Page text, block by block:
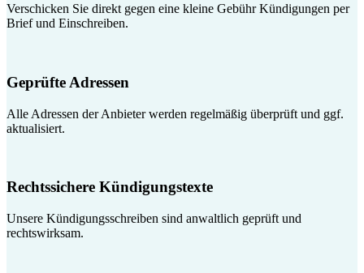
Verschicken Sie direkt gegen eine kleine Gebühr Kündigungen per
Brief und Einschreiben.
Geprüfte Adressen
Alle Adressen der Anbieter werden regelmäßig überprüft und ggf.
aktualisiert.
Rechtssichere Kündigungstexte
Unsere Kündigungsschreiben sind anwaltlich geprüft und
rechtswirksam.